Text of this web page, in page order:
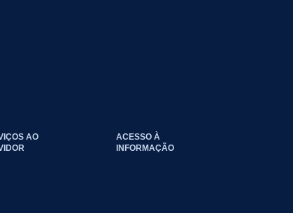
AO
ACESSO À
INFORMAÇÃO